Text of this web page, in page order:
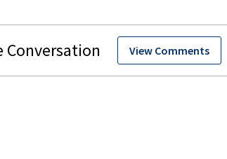
View Comments